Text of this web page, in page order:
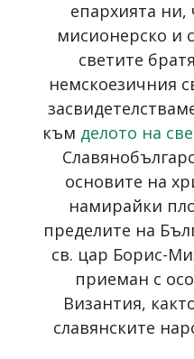
епархията ни,
мисионерско и
светите
немскоезичния
към делото на
основите на
намирайки
пределите на
св. цар Борис-
приеман с
Византия,
славянските